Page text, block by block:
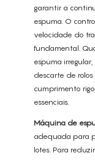
garantir a
espuma. O
velocidade do
fundamental.
espuma
descarte de
cumprimento
essenciais.
Máquina de
adequada para
lotes. Para